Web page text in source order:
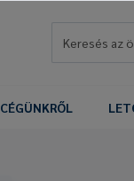
CÉGÜNKRŐL